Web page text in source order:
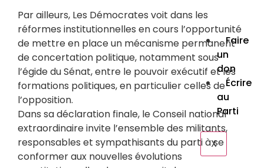
Faire
un
don
Écrire
au
Parti
X
Par ailleurs, Les Démocrates voit dans les
réformes institutionnelles en cours l’opportunité
de mettre en place un mécanisme permanent
de concertation politique, notamment sous
l’égide du Sénat, entre le pouvoir exécutif et les
formations politiques, en particulier celles de
l’opposition.
Dans sa déclaration finale, le Conseil national
extraordinaire invite l’ensemble des militants,
responsables et sympathisants du parti à se
conformer aux nouvelles évolutions